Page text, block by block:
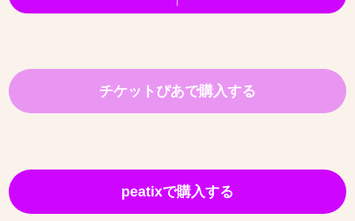
チケットぴあで購入する
peatixで購入する